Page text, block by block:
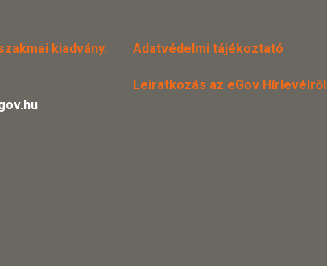
kiadvány.
Adatvédelmi tájékoztató
Leiratkozás az eGov Hírlevélről